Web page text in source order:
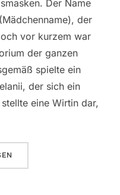
Der Name
der
vor kurzem war
der ganzen
spielte ein
der sich ein
eine Wirtin dar,
„MALANKA“